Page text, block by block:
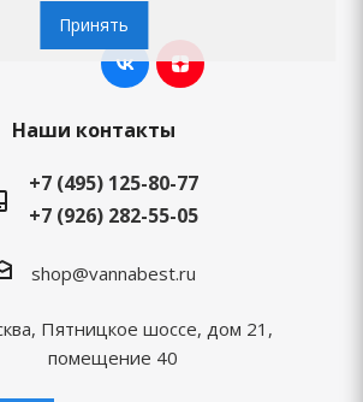
Наши контакты
+7 (495) 125-80-77
+7 (926) 282-55-05
shop@vannabest.ru
Пятницкое шоссе, дом 21,
помещение 40
Принять